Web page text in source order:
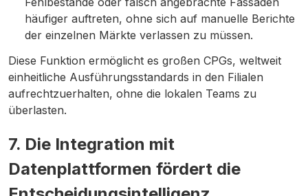
häufiger auftreten, ohne sich auf manuelle Berichte
der einzelnen Märkte verlassen zu müssen.
Diese Funktion ermöglicht es großen CPGs, weltweit
einheitliche Ausführungsstandards in den Filialen
aufrechtzuerhalten, ohne die lokalen Teams zu
überlasten.
7. Die Integration mit
Datenplattformen fördert die